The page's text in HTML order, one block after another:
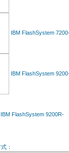
IBM FlashSystem
IBM FlashSystem
IBM FlashSystem 9200R-
：